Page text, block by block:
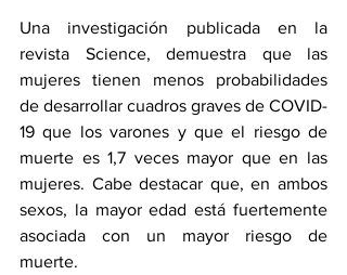
Una investigación publicada en la
revista Science, demuestra que las
mujeres tienen menos probabilidades
de desarrollar cuadros graves de COVID-
19 que los varones y que el riesgo de
muerte es 1,7 veces mayor que en las
mujeres. Cabe destacar que, en ambos
sexos, la mayor edad está fuertemente
asociada con un mayor riesgo de
muerte.